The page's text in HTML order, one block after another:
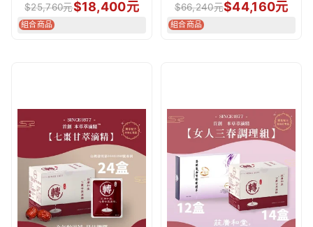
$25,760元$18,400元
組合商品
$66,240元$44,160元
組合商品